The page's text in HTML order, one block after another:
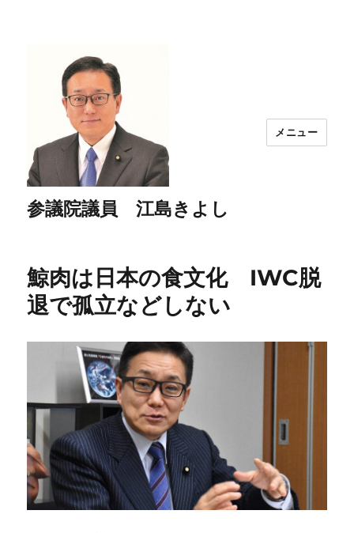
参議院議員 江島きよし
メニュー
鯨肉は日本の食文化 IWC脱
退で孤立などしない